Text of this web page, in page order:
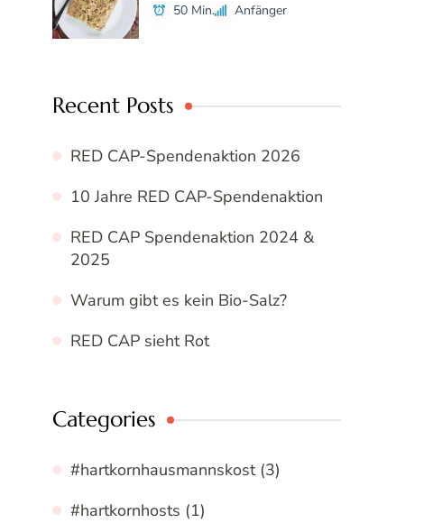
50 Min. Anfänger
Recent Posts
RED CAP-Spendenaktion 2026
10 Jahre RED CAP-Spendenaktion
RED CAP Spendenaktion 2024 &
2025
Warum gibt es kein Bio-Salz?
RED CAP sieht Rot
Categories
#hartkornhausmannskost(3)
#hartkornhosts (1)